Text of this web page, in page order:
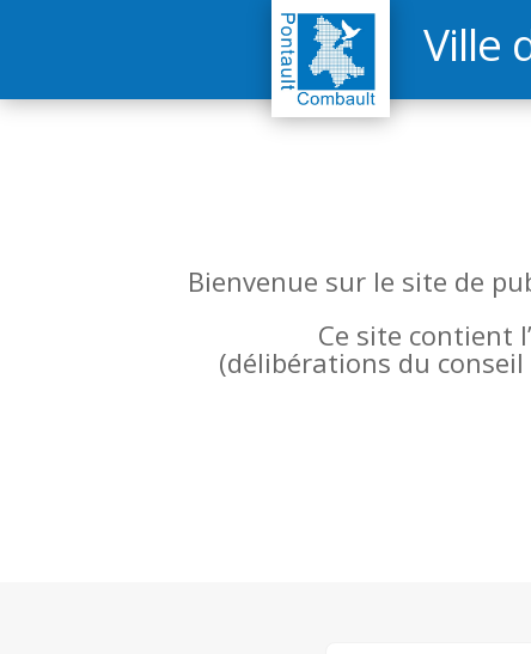
Ville
Bienvenue sur le site de
Ce site contient
(délibérations du